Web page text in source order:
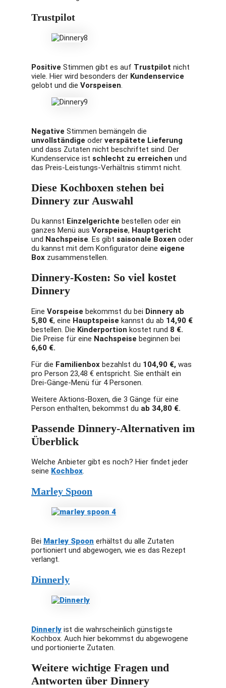
Trustpilot
Positive Stimmen gibt es auf Trustpilot nicht
viele. Hier wird besonders der Kundenservice
gelobt und die Vorspeisen
Negative Stimmen bemängeln die
unvollständige oder verspätete Lieferung
und dass Zutaten nicht beschriftet sind. Der
Kundenservice ist schlecht zu erreichen und
das Preis-Leistungs-Verhältnis stimmt nicht.
Diese Kochboxen stehen bei
Dinnery zur Auswahl
Du kannst Einzelgerichte bestellen oder ein
ganzes Menü aus Vorspeise, Hauptgericht
und Nachspeise. Es gibt saisonale Boxen oder
du kannst mit dem Konfigurator deine eigene
Box zusammenstellen.
Dinnery-Kosten: So viel kostet
Dinnery
Eine Vorspeise bekommst du bei Dinnery ab
5,80 €, eine Hauptspeise kannst du ab 14,90 €
bestellen. Die Kinderportion kostet rund 8 €.
Die Preise für eine Nachspeise beginnen bei
6,60 €.
Für die Familienbox bezahlst du 104,90 €, was
pro Person 23,48 € entspricht. Sie enthält ein
Drei-Gänge-Menü für 4 Personen.
Weitere Aktions-Boxen, die 3 Gänge für eine
Person enthalten, bekommst du ab 34,80 €.
Passende Dinnery-Alternativen im
Überblick
Welche Anbieter gibt es noch? Hier findet jeder
seine Kochbox.
Marley Spoon
Bei Marley Spoon erhältst du alle Zutaten
portioniert und abgewogen, wie es das Rezept
verlangt.
Dinnerly
Dinnerly ist die wahrscheinlich günstigste
Kochbox. Auch hier bekommst du abgewogene
und portionierte Zutaten.
Weitere wichtige Fragen und
Antworten über Dinnery